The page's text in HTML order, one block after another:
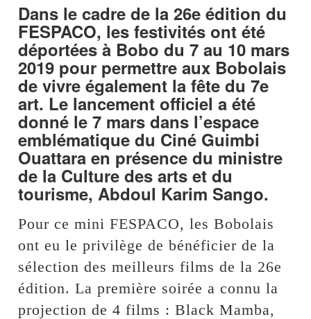
Dans le cadre de la 26e édition du
FESPACO, les festivités ont été
déportées à Bobo du 7 au 10 mars
2019 pour permettre aux Bobolais
de vivre également la fête du 7e
art. Le lancement officiel a été
donné le 7 mars dans l’espace
emblématique du Ciné Guimbi
Ouattara en présence du ministre
de la Culture des arts et du
tourisme, Abdoul Karim Sango.
Pour ce mini FESPACO, les Bobolais
ont eu le privilège de bénéficier de la
sélection des meilleurs films de la 26e
édition. La première soirée a connu la
projection de 4 films : Black Mamba,